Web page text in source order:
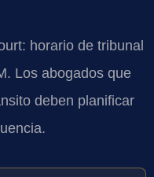
horario de tribunal
Los abogados que
deben planificar